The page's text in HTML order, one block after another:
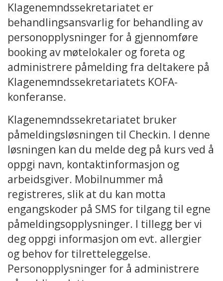
Klagenemndssekretariatet er
behandlingsansvarlig for behandling av
personopplysninger for å gjennomføre
booking av møtelokaler og foreta og
administrere påmelding fra deltakere på
Klagenemndssekretariatets KOFA-
konferanse.
Klagenemndssekretariatet bruker
påmeldingsløsningen til Checkin. I denne
løsningen kan du melde deg på kurs ved å
oppgi navn, kontaktinformasjon og
arbeidsgiver. Mobilnummer må
registreres, slik at du kan motta
engangskoder på SMS for tilgang til egne
påmeldingsopplysninger. I tillegg ber vi
deg oppgi informasjon om evt. allergier
og behov for tilretteleggelse.
Personopplysninger for å administrere